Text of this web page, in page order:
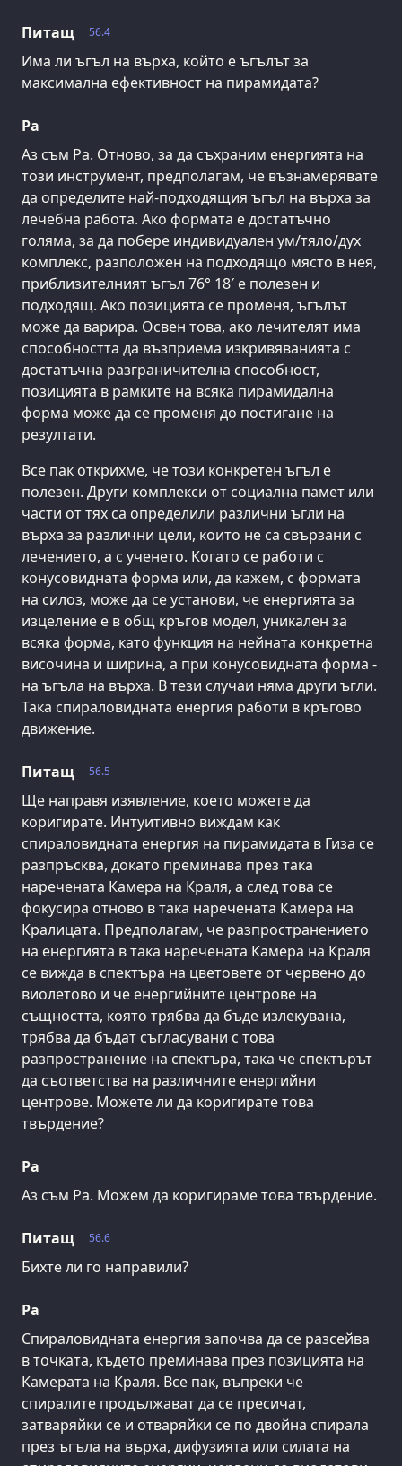
56.4
Питащ
Има ли ъгъл на върха, който е ъгълът за
максимална ефективност на пирамидата?
Ра
Аз съм Ра. Отново, за да съхраним енергията на
този инструмент, предполагам, че възнамерявате
да определите най-подходящия ъгъл на върха за
лечебна работа. Ако формата е достатъчно
голяма, за да побере индивидуален ум/тяло/дух
комплекс, разположен на подходящо място в нея,
приблизителният ъгъл 76° 18′ е полезен и
подходящ. Ако позицията се променя, ъгълът
може да варира. Освен това, ако лечителят има
способността да възприема изкривяванията с
достатъчна разграничителна способност,
позицията в рамките на всяка пирамидална
форма може да се променя до постигане на
резултати.
Все пак открихме, че този конкретен ъгъл е
полезен. Други комплекси от социална памет или
части от тях са определили различни ъгли на
върха за различни цели, които не са свързани с
лечението, а с ученето. Когато се работи с
конусовидната форма или, да кажем, с формата
на силоз, може да се установи, че енергията за
изцеление е в общ кръгов модел, уникален за
всяка форма, като функция на нейната конкретна
височина и ширина, а при конусовидната форма -
на ъгъла на върха. В тези случаи няма други ъгли.
Така спираловидната енергия работи в кръгово
движение.
56.5
Питащ
Ще направя изявление, което можете да
коригирате. Интуитивно виждам как
спираловидната енергия на пирамидата в Гиза се
разпръсква, докато преминава през така
наречената Камера на Краля, а след това се
фокусира отново в така наречената Камера на
Кралицата. Предполагам, че разпространението
на енергията в така наречената Камера на Краля
се вижда в спектъра на цветовете от червено до
виолетово и че енергийните центрове на
същността, която трябва да бъде излекувана,
трябва да бъдат съгласувани с това
разпространение на спектъра, така че спектърът
да съответства на различните енергийни
центрове. Можете ли да коригирате това
твърдение?
Ра
Аз съм Ра. Можем да коригираме това твърдение.
56.6
Питащ
Бихте ли го направили?
Ра
Спираловидната енергия започва да се разсейва
в точката, където преминава през позицията на
Камерата на Краля. Все пак, въпреки че
спиралите продължават да се пресичат,
затваряйки се и отваряйки се по двойна спирала
през ъгъла на върха, дифузията или силата на